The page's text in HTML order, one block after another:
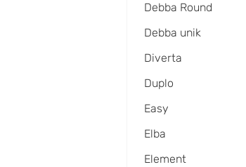
Debba Round
Debba unik
Diverta
Duplo
Easy
Elba
Element